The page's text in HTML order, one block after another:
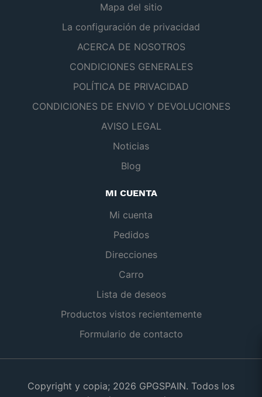
Mapa del sitio
La configuración de privacidad
ACERCA DE NOSOTROS
CONDICIONES GENERALES
POLÍTICA DE PRIVACIDAD
CONDICIONES DE ENVIO Y DEVOLUCIONES
AVISO LEGAL
Noticias
Blog
MI CUENTA
Mi cuenta
Pedidos
Direcciones
Carro
Lista de deseos
Productos vistos recientemente
Formulario de contacto
Copyright y copia; 2026 GPGSPAIN. Todos los